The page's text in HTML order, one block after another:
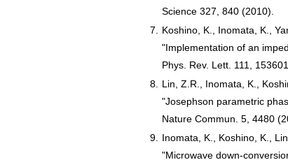
Science 327, 840 (2010).
7.
Koshino, K., Inomata, K.,
"Implementation of an
Phys. Rev. Lett. 111,
8.
Lin, Z.R., Inomata, K.,
"Josephson parametric
Nature Commun. 5, 4480
9.
Inomata, K., Koshino, K.,
"Microwave down-